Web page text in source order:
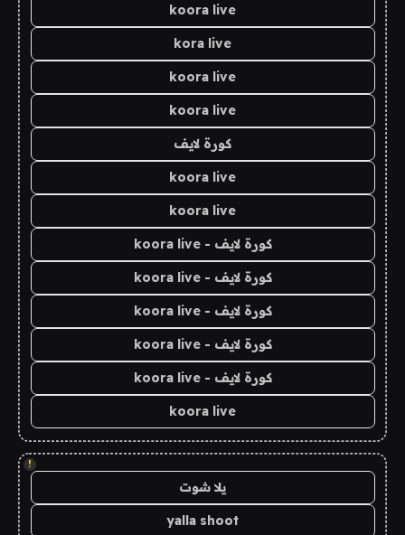
koora live
kora live
koora live
koora live
كورة لايف
koora live
koora live
كورة لايف - koora live
كورة لايف - koora live
كورة لايف - koora live
كورة لايف - koora live
كورة لايف - koora live
koora live
!
يلا شوت
yalla shoot